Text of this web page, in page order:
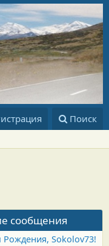
Поиск
сообщения
Sokolov73!